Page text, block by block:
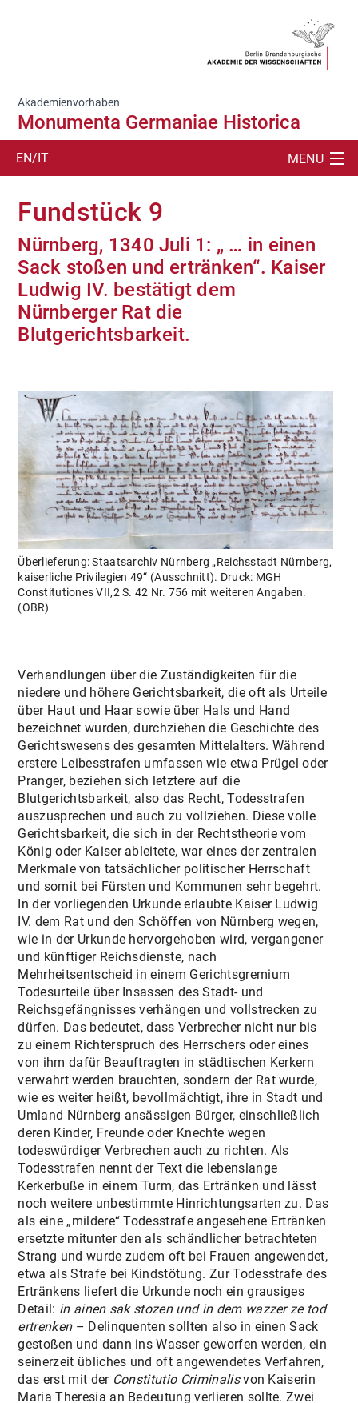
Akademienvorhaben
Monumenta Germaniae Historica
MENU
EN/IT
PERSONEN
FORSCHUNG
LEHRE
AKTUELLES
Fundstück 9
Nürnberg, 1340 Juli 1: „ … in einen
Sack stoßen und ertränken“. Kaiser
Ludwig IV. bestätigt dem
Nürnberger Rat die
Blutgerichtsbarkeit.
Überlieferung: Staatsarchiv Nürnberg „Reichsstadt Nürnberg,
kaiserliche Privilegien 49“ (Ausschnitt). Druck: MGH
Constitutiones VII,2 S. 42 Nr. 756 mit weiteren Angaben.
(OBR)
Verhandlungen über die Zuständigkeiten für die
niedere und höhere Gerichtsbarkeit, die oft als Urteile
über Haut und Haar sowie über Hals und Hand
bezeichnet wurden, durchziehen die Geschichte des
Gerichtswesens des gesamten Mittelalters. Während
erstere Leibesstrafen umfassen wie etwa Prügel oder
Pranger, beziehen sich letztere auf die
Blutgerichtsbarkeit, also das Recht, Todesstrafen
auszusprechen und auch zu vollziehen. Diese volle
Gerichtsbarkeit, die sich in der Rechtstheorie vom
König oder Kaiser ableitete, war eines der zentralen
Merkmale von tatsächlicher politischer Herrschaft
und somit bei Fürsten und Kommunen sehr begehrt.
In der vorliegenden Urkunde erlaubte Kaiser Ludwig
IV. dem Rat und den Schöffen von Nürnberg wegen,
wie in der Urkunde hervorgehoben wird, vergangener
und künftiger Reichsdienste, nach
Mehrheitsentscheid in einem Gerichtsgremium
Todesurteile über Insassen des Stadt- und
Reichsgefängnisses verhängen und vollstrecken zu
dürfen. Das bedeutet, dass Verbrecher nicht nur bis
zu einem Richterspruch des Herrschers oder eines
von ihm dafür Beauftragten in städtischen Kerkern
verwahrt werden brauchten, sondern der Rat wurde,
wie es weiter heißt, bevollmächtigt, ihre in Stadt und
Umland Nürnberg ansässigen Bürger, einschließlich
deren Kinder, Freunde oder Knechte wegen
todeswürdiger Verbrechen auch zu richten. Als
Todesstrafen nennt der Text die lebenslange
Kerkerbuße in einem Turm, das Ertränken und lässt
noch weitere unbestimmte Hinrichtungsarten zu. Das
als eine „mildere“ Todesstrafe angesehene Ertränken
ersetzte mitunter den als schändlicher betrachteten
Strang und wurde zudem oft bei Frauen angewendet,
etwa als Strafe bei Kindstötung. Zur Todesstrafe des
Ertränkens liefert die Urkunde noch ein grausiges
Detail: in ainen sak stozen und in dem wazzer ze tod
ertrenken – Delinquenten sollten also in einen Sack
gestoßen und dann ins Wasser geworfen werden, ein
seinerzeit übliches und oft angewendetes Verfahren,
das erst mit der Constitutio Criminalisvon Kaiserin
Maria Theresia an Bedeutung verlieren sollte. Zwei